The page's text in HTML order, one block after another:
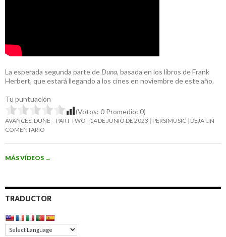
La esperada segunda parte de Duna, basada en los libros de Frank
Herbert, que estará llegando a los cines en noviembre de este año.
Tu puntuación
(Votos: 0 Promedio: 0)
AVANCES: DUNE – PART TWO 14 DE JUNIO DE 2023 PERSIMUSIC DEJA UN
COMENTARIO
MÁS VÍDEOS →
TRADUCTOR